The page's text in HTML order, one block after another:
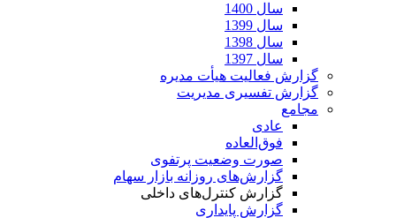
سال 1400
سال 1399
سال 1398
سال 1397
گزارش فعالیت هیأت مدیره
گزارش تفسیری مدیریت
مجامع
عادی
فوق‌العاده
صورت وضعیت پرتفوی
گزارش‌های روزانه بازار سهام
گزارش کنترل‌های داخلی
گزارش پایداری